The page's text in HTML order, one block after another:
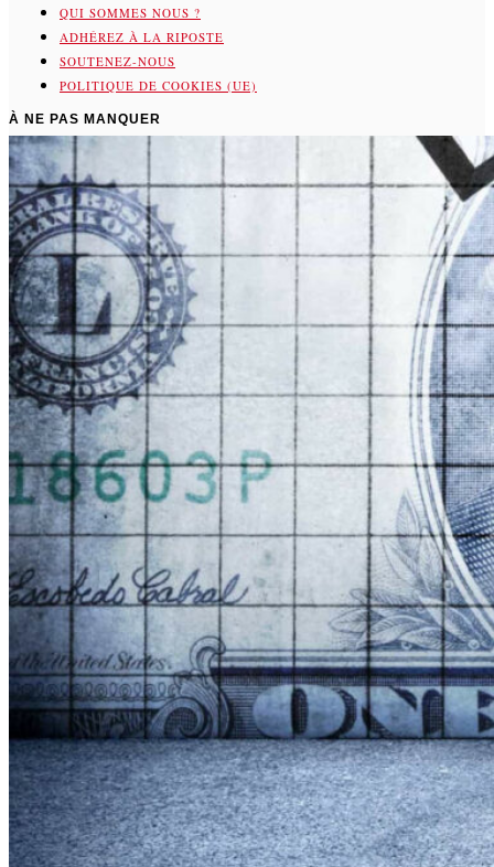
QUI SOMMES NOUS ?
ADHÉREZ À LA RIPOSTE
SOUTENEZ-NOUS
POLITIQUE DE COOKIES (UE)
À NE PAS MANQUER